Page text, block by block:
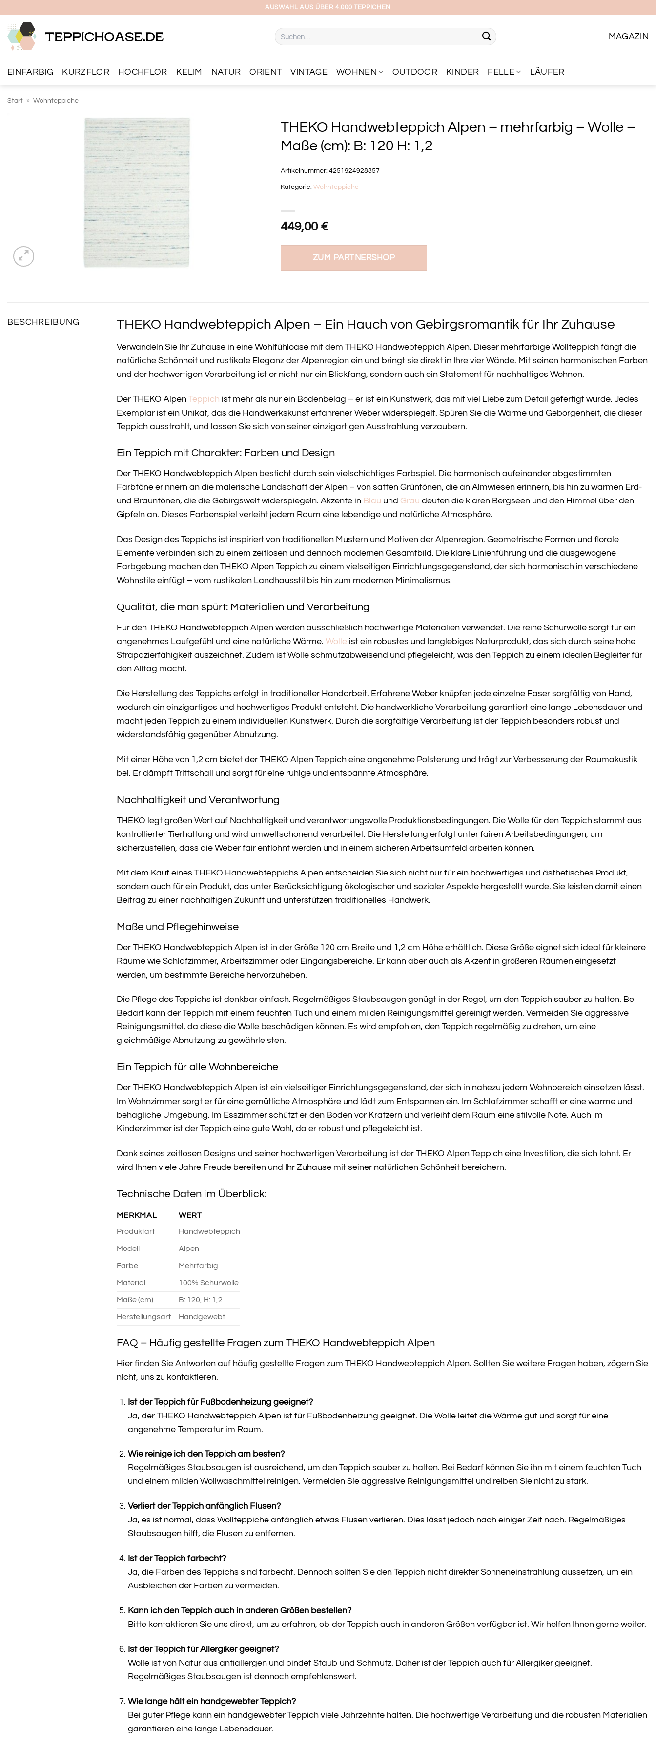
springen
AUSWAHL AUS ÜBER 4.000 TEPPICHEN
Suchen
nach:
MAGAZIN
EINFARBIG KURZFLOR HOCHFLOR KELIM NATUR ORIENT VINTAGE WOHNEN OUTDOOR KINDER FELLE LÄUFER
Start » Wohnteppiche
THEKO Handwebteppich Alpen – mehrfarbig – Wolle –
Maße (cm): B: 120 H: 1,2
449,00 €
ZUM PARTNERSHOP
Artikelnummer: 4251924928857
Kategorie: Wohnteppiche
BESCHREIBUNG THEKO Handwebteppich Alpen – Ein Hauch von Gebirgsromantik für Ihr Zuhause
Verwandeln Sie Ihr Zuhause in eine Wohlfühloase mit dem THEKO Handwebteppich Alpen. Dieser mehrfarbige Wollteppich fängt die
natürliche Schönheit und rustikale Eleganz der Alpenregion ein und bringt sie direkt in Ihre vier Wände. Mit seinen harmonischen Farben
und der hochwertigen Verarbeitung ist er nicht nur ein Blickfang, sondern auch ein Statement für nachhaltiges Wohnen.
Der THEKO Alpen Teppich ist mehr als nur ein Bodenbelag – er ist ein Kunstwerk, das mit viel Liebe zum Detail gefertigt wurde. Jedes
Exemplar ist ein Unikat, das die Handwerkskunst erfahrener Weber widerspiegelt. Spüren Sie die Wärme und Geborgenheit, die dieser
Teppich ausstrahlt, und lassen Sie sich von seiner einzigartigen Ausstrahlung verzaubern.
Ein Teppich mit Charakter: Farben und Design
Der THEKO Handwebteppich Alpen besticht durch sein vielschichtiges Farbspiel. Die harmonisch aufeinander abgestimmten
Farbtöne erinnern an die malerische Landschaft der Alpen – von satten Grüntönen, die an Almwiesen erinnern, bis hin zu warmen Erd-
und Brauntönen, die die Gebirgswelt widerspiegeln. Akzente in Blau und Grau deuten die klaren Bergseen und den Himmel über den
Gipfeln an. Dieses Farbenspiel verleiht jedem Raum eine lebendige und natürliche Atmosphäre.
Das Design des Teppichs ist inspiriert von traditionellen Mustern und Motiven der Alpenregion. Geometrische Formen und florale
Elemente verbinden sich zu einem zeitlosen und dennoch modernen Gesamtbild. Die klare Linienführung und die ausgewogene
Farbgebung machen den THEKO Alpen Teppich zu einem vielseitigen Einrichtungsgegenstand, der sich harmonisch in verschiedene
Wohnstile einfügt – vom rustikalen Landhausstil bis hin zum modernen Minimalismus.
Qualität, die man spürt: Materialien und Verarbeitung
Für den THEKO Handwebteppich Alpen werden ausschließlich hochwertige Materialien verwendet. Die reine Schurwolle sorgt für ein
angenehmes Laufgefühl und eine natürliche Wärme. Wolle ist ein robustes und langlebiges Naturprodukt, das sich durch seine hohe
Strapazierfähigkeit auszeichnet. Zudem ist Wolle schmutzabweisend und pflegeleicht, was den Teppich zu einem idealen Begleiter für
den Alltag macht.
Die Herstellung des Teppichs erfolgt in traditioneller Handarbeit. Erfahrene Weber knüpfen jede einzelne Faser sorgfältig von Hand,
wodurch ein einzigartiges und hochwertiges Produkt entsteht. Die handwerkliche Verarbeitung garantiert eine lange Lebensdauer und
macht jeden Teppich zu einem individuellen Kunstwerk. Durch die sorgfältige Verarbeitung ist der Teppich besonders robust und
widerstandsfähig gegenüber Abnutzung.
Mit einer Höhe von 1,2 cm bietet der THEKO Alpen Teppich eine angenehme Polsterung und trägt zur Verbesserung der Raumakustik
bei. Er dämpft Trittschall und sorgt für eine ruhige und entspannte Atmosphäre.
Nachhaltigkeit und Verantwortung
THEKO legt großen Wert auf Nachhaltigkeit und verantwortungsvolle Produktionsbedingungen. Die Wolle für den Teppich stammt aus
kontrollierter Tierhaltung und wird umweltschonend verarbeitet. Die Herstellung erfolgt unter fairen Arbeitsbedingungen, um
sicherzustellen, dass die Weber fair entlohnt werden und in einem sicheren Arbeitsumfeld arbeiten können.
Mit dem Kauf eines THEKO Handwebteppichs Alpen entscheiden Sie sich nicht nur für ein hochwertiges und ästhetisches Produkt,
sondern auch für ein Produkt, das unter Berücksichtigung ökologischer und sozialer Aspekte hergestellt wurde. Sie leisten damit einen
Beitrag zu einer nachhaltigen Zukunft und unterstützen traditionelles Handwerk.
Maße und Pflegehinweise
Der THEKO Handwebteppich Alpen ist in der Größe 120 cm Breite und 1,2 cm Höhe erhältlich. Diese Größe eignet sich ideal für kleinere
Räume wie Schlafzimmer, Arbeitszimmer oder Eingangsbereiche. Er kann aber auch als Akzent in größeren Räumen eingesetzt
werden, um bestimmte Bereiche hervorzuheben.
Die Pflege des Teppichs ist denkbar einfach. Regelmäßiges Staubsaugen genügt in der Regel, um den Teppich sauber zu halten. Bei
Bedarf kann der Teppich mit einem feuchten Tuch und einem milden Reinigungsmittel gereinigt werden. Vermeiden Sie aggressive
Reinigungsmittel, da diese die Wolle beschädigen können. Es wird empfohlen, den Teppich regelmäßig zu drehen, um eine
gleichmäßige Abnutzung zu gewährleisten.
Ein Teppich für alle Wohnbereiche
Der THEKO Handwebteppich Alpen ist ein vielseitiger Einrichtungsgegenstand, der sich in nahezu jedem Wohnbereich einsetzen lässt.
Im Wohnzimmer sorgt er für eine gemütliche Atmosphäre und lädt zum Entspannen ein. Im Schlafzimmer schafft er eine warme und
behagliche Umgebung. Im Esszimmer schützt er den Boden vor Kratzern und verleiht dem Raum eine stilvolle Note. Auch im
Kinderzimmer ist der Teppich eine gute Wahl, da er robust und pflegeleicht ist.
Dank seines zeitlosen Designs und seiner hochwertigen Verarbeitung ist der THEKO Alpen Teppich eine Investition, die sich lohnt. Er
wird Ihnen viele Jahre Freude bereiten und Ihr Zuhause mit seiner natürlichen Schönheit bereichern.
Technische Daten im Überblick:
MERKMAL WERT
Produktart Handwebteppich
Modell Alpen
Farbe Mehrfarbig
Material 100% Schurwolle
Maße (cm) B: 120, H: 1,2
Herstellungsart Handgewebt
FAQ – Häufig gestellte Fragen zum THEKO Handwebteppich Alpen
Hier finden Sie Antworten auf häufig gestellte Fragen zum THEKO Handwebteppich Alpen. Sollten Sie weitere Fragen haben, zögern Sie
nicht, uns zu kontaktieren.
Ist der Teppich für Fußbodenheizung geeignet?
Ja, der THEKO Handwebteppich Alpen ist für Fußbodenheizung geeignet. Die Wolle leitet die Wärme gut und sorgt für eine
angenehme Temperatur im Raum.
Wie reinige ich den Teppich am besten?
Regelmäßiges Staubsaugen ist ausreichend, um den Teppich sauber zu halten. Bei Bedarf können Sie ihn mit einem feuchten Tuch
und einem milden Wollwaschmittel reinigen. Vermeiden Sie aggressive Reinigungsmittel und reiben Sie nicht zu stark.
Verliert der Teppich anfänglich Flusen?
Ja, es ist normal, dass Wollteppiche anfänglich etwas Flusen verlieren. Dies lässt jedoch nach einiger Zeit nach. Regelmäßiges
Staubsaugen hilft, die Flusen zu entfernen.
Ist der Teppich farbecht?
Ja, die Farben des Teppichs sind farbecht. Dennoch sollten Sie den Teppich nicht direkter Sonneneinstrahlung aussetzen, um ein
Ausbleichen der Farben zu vermeiden.
Kann ich den Teppich auch in anderen Größen bestellen?
Bitte kontaktieren Sie uns direkt, um zu erfahren, ob der Teppich auch in anderen Größen verfügbar ist. Wir helfen Ihnen gerne weiter.
Ist der Teppich für Allergiker geeignet?
Wolle ist von Natur aus antiallergen und bindet Staub und Schmutz. Daher ist der Teppich auch für Allergiker geeignet.
Regelmäßiges Staubsaugen ist dennoch empfehlenswert.
Wie lange hält ein handgewebter Teppich?
Bei guter Pflege kann ein handgewebter Teppich viele Jahrzehnte halten. Die hochwertige Verarbeitung und die robusten Materialien
garantieren eine lange Lebensdauer.